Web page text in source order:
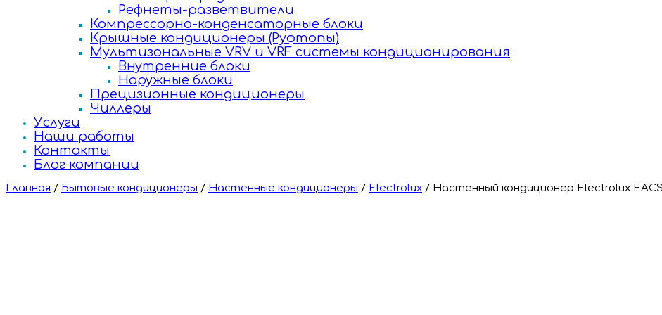
Рефнеты-разветвители
Компрессорно-конденсаторные блоки
Крышные кондиционеры (Руфтопы)
Мультизональные VRV и VRF системы кондиционирования
Внутренние блоки
Наружные блоки
Прецизионные кондиционеры
Чиллеры
Услуги
Наши работы
Контакты
Блог компании
Главная / Бытовые кондиционеры / Настенные кондиционеры / Electrolux / Настенный кондиционер Electrolux